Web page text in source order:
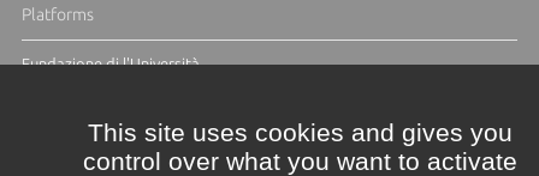
Platforms
Fundazione di l'Università
This site uses cookies and gives you
control over what you want to activate